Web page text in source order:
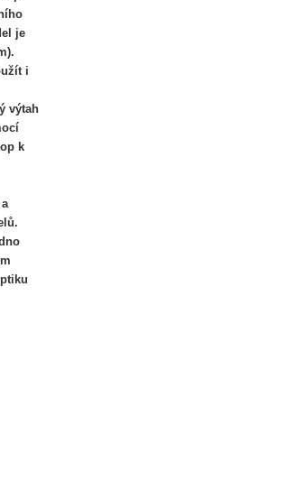
je
i
výtah
k